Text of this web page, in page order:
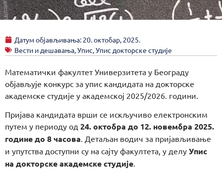
Датум објављивања: 20. октобар, 2025.
Вести и дешавања,Упис,Упис докторске студије
Математички факултет Универзитета у Београду
објављује конкурс за упис кандидата на докторске
академске студије у академској 2025/2026. години.
Пријава кандидата врши се искључиво електронским
путем у периоду од 24. октобра до 12. новембра 2025.
године до 8 часова. Детаљан водич за пријављивање
и упутства доступни су на сајту факултета, у делу Упис
на докторске академске студије.